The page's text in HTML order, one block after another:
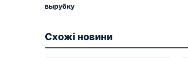
вырубку
Схожі новини